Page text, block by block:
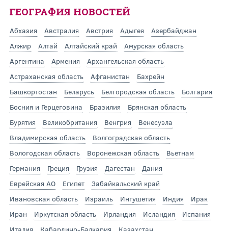
ГЕОГРАФИЯ НОВОСТЕЙ
Абхазия Австралия Австрия Адыгея
Азербайджан
Алжир
Алтай Алтайский край
Амурская область
Аргентина
Армения
Архангельская область
Астраханская область
Афганистан
Бахрейн
Башкортостан
Беларусь Белгородская область
Болгария
Босния и Герцеговина
Бразилия
Брянская область
Бурятия
Великобритания Венгрия
Венесуэла
Владимирская область
Волгоградская область
Вологодская область
Воронежская область
Вьетнам
Германия
Греция Грузия Дагестан
Дания
Еврейская АО
Египет
Забайкальский край
Ивановская область
Израиль Ингушетия Индия
Ирак
Иран
Иркутская область Ирландия Исландия
Испания